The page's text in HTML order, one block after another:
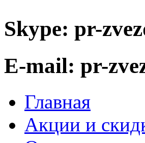
Skype: pr-
E-mail: pr-
Главная
Акции и